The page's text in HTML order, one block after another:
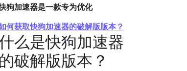
狗加速器是一款专为优化
何获取快狗加速器的破解版版本？
么是快狗加速器
的破解版版本？